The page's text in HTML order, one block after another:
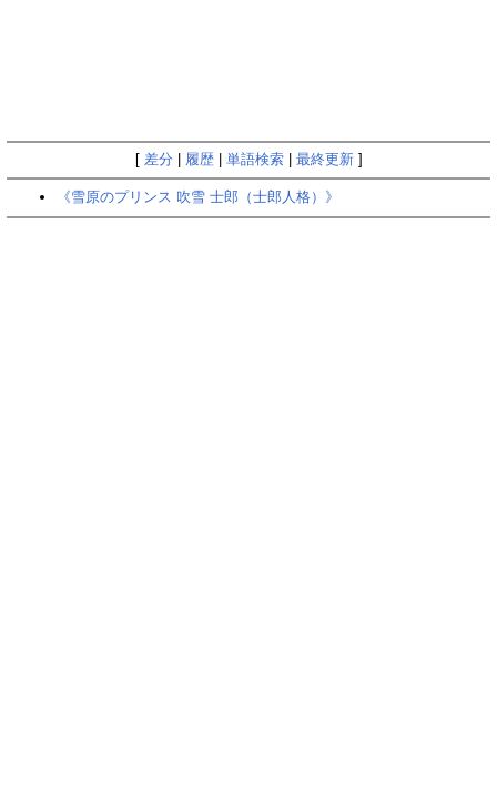
[ 差分 履歴| 単語検索| 最終更新]
《雪原のプリンス 吹雪 士郎（士郎人格）》